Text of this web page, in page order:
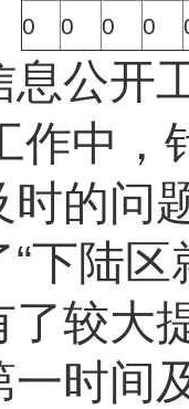
0 0 0 0
息公开
作中，
时的问
下陆
了较大
一时间